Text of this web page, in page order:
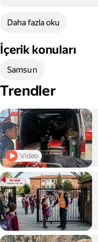
Daha fazla oku
İçerik konuları
Samsun
Trendler
Video